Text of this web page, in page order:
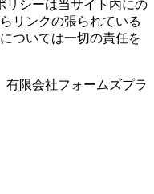
リシーは当サイト内にの
リンクの張られている
ついては一切の責任を
有限会社フォームズプラ